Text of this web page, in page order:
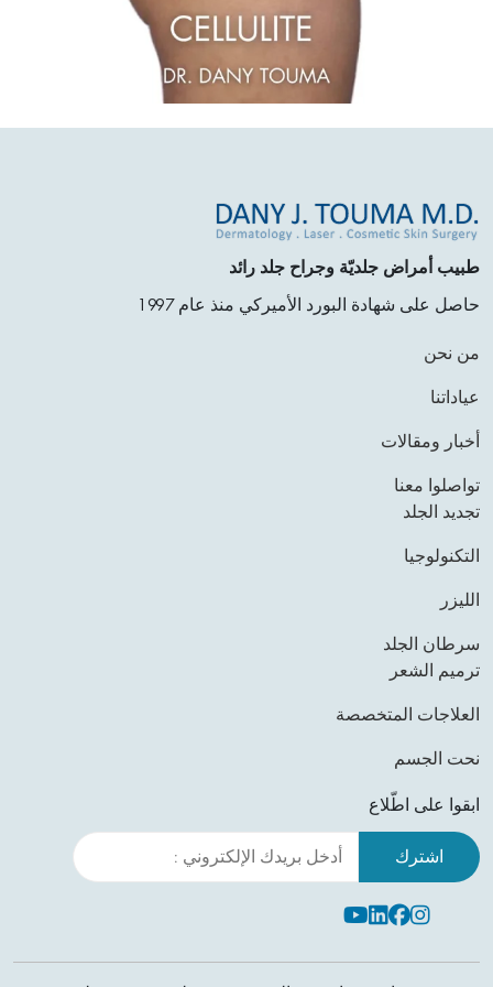
طبيب أمراض جلديّة وجراح جلد رائد
حاصل على شهادة البورد الأميركي منذ عام 1997
من نحن
عياداتنا
أخبار ومقالات
تواصلوا معنا
تجديد الجلد
التكنولوجيا
الليزر
سرطان الجلد
ترميم الشعر
العلاجات المتخصصة
نحت الجسم
ابقوا على اطّلاع
Leave this field empty
Instagram
Facebook
Linkedin
Youtube